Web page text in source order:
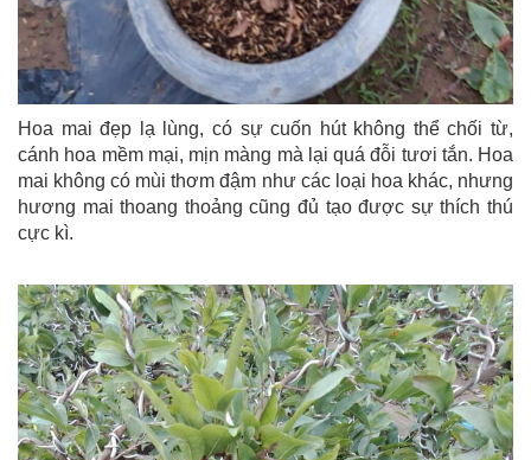
Hoa mai đẹp lạ lùng, có sự cuốn hút không thể chối từ,
cánh hoa mềm mại, mịn màng mà lại quá đỗi tươi tắn. Hoa
mai không có mùi thơm đậm như các loại hoa khác, nhưng
hương mai thoang thoảng cũng đủ tạo được sự thích thú
cực kì.